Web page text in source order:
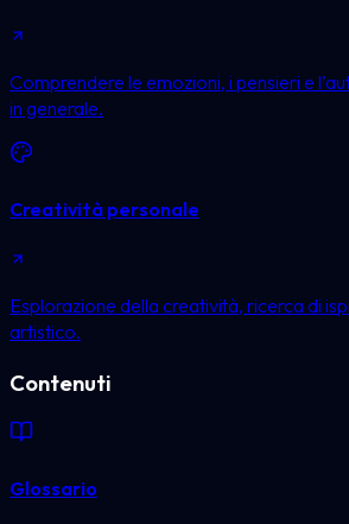
Comprendere le emozioni, i pensieri e
in generale.
Creatività personale
Esplorazione della creatività, ricerca di
artistico.
Contenuti
Glossario